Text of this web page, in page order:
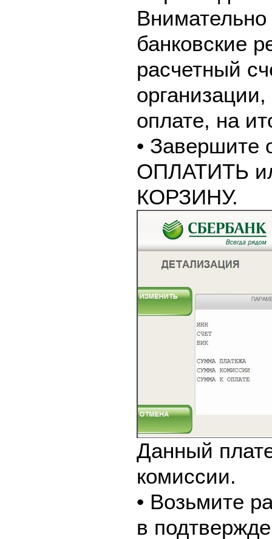
банковские
расчетный
оплате, на
• Завершите
ОПЛАТИТЬ
КОРЗИНУ.
Данный
комиссии.
• Возьмите
в